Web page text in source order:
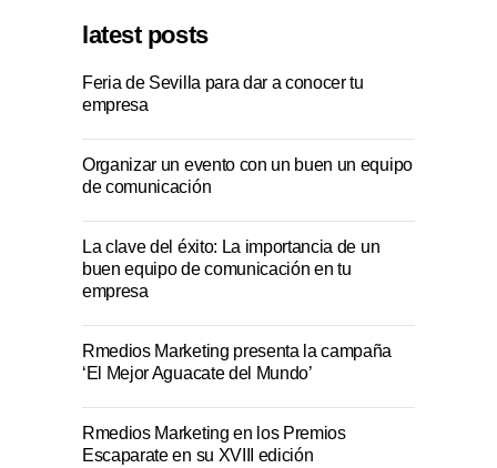
latest posts
Feria de Sevilla para dar a conocer tu
empresa
Organizar un evento con un buen un equipo
de comunicación
La clave del éxito: La importancia de un
buen equipo de comunicación en tu
empresa
Rmedios Marketing presenta la campaña
‘El Mejor Aguacate del Mundo’
Rmedios Marketing en los Premios
Escaparate en su XVIII edición